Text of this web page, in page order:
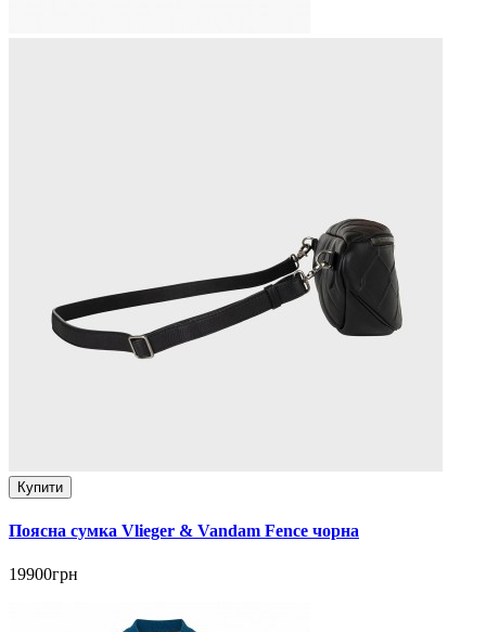
Купити
Поясна сумка Vlieger & Vandam Fence чорна
19900грн